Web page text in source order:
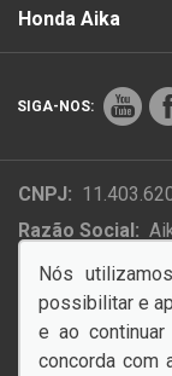
Honda Aika
SIGA-NOS:
CNPJ:
Razão Social:
Endereço Matriz:
Setor Industrial
Nós
possibilitar e
e ao
concorda com